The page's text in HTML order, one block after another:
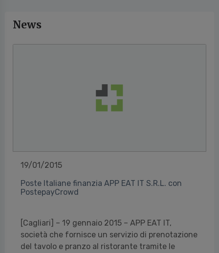
News
19/01/2015
Poste Italiane finanzia APP EAT IT S.R.L. con
PostepayCrowd
[Cagliari] – 19 gennaio 2015 – APP EAT IT,
società che fornisce un servizio di prenotazione
del tavolo e pranzo al ristorante tramite le